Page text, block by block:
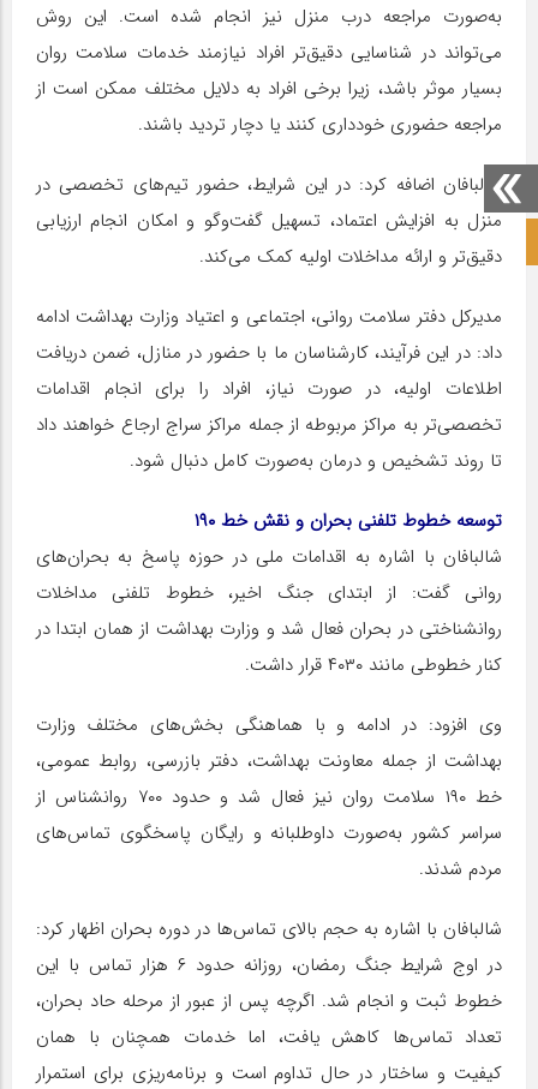
به‌صورت مراجعه درب منزل نیز انجام شده است. این روش
می‌تواند در شناسایی دقیق‌تر افراد نیازمند خدمات سلامت روان
بسیار موثر باشد، زیرا برخی افراد به دلایل مختلف ممکن است از
مراجعه حضوری خودداری کنند یا دچار تردید باشند.
شالبافان اضافه کرد: در این شرایط، حضور تیم‌های تخصصی در
منزل به افزایش اعتماد، تسهیل گفت‌وگو و امکان انجام ارزیابی
دقیق‌تر و ارائه مداخلات اولیه کمک می‌کند.
مدیرکل دفتر سلامت روانی، اجتماعی و اعتیاد وزارت بهداشت ادامه
داد: در این فرآیند، کارشناسان ما با حضور در منازل، ضمن دریافت
اطلاعات اولیه، در صورت نیاز، افراد را برای انجام اقدامات
تخصصی‌تر به مراکز مربوطه از جمله مراکز سراج ارجاع خواهند داد
تا روند تشخیص و درمان به‌صورت کامل دنبال شود.
توسعه خطوط تلفنی بحران و نقش خط ۱۹۰
شالبافان با اشاره به اقدامات ملی در حوزه پاسخ به بحران‌های
روانی گفت: از ابتدای جنگ اخیر، خطوط تلفنی مداخلات
روانشناختی در بحران فعال شد و وزارت بهداشت از همان ابتدا در
کنار خطوطی مانند ۴۰۳۰ قرار داشت.
وی افزود: در ادامه و با هماهنگی بخش‌های مختلف وزارت
بهداشت از جمله معاونت بهداشت، دفتر بازرسی، روابط عمومی،
خط ۱۹۰ سلامت روان نیز فعال شد و حدود ۷۰۰ روانشناس از
سراسر کشور به‌صورت داوطلبانه و رایگان پاسخگوی تماس‌های
مردم شدند.
شالبافان با اشاره به حجم بالای تماس‌ها در دوره بحران اظهار کرد:
در اوج شرایط جنگ رمضان، روزانه حدود ۶ هزار تماس با این
خطوط ثبت و انجام شد. اگرچه پس از عبور از مرحله حاد بحران،
تعداد تماس‌ها کاهش یافت، اما خدمات همچنان با همان
کیفیت و ساختار در حال تداوم است و برنامه‌ریزی برای استمرار